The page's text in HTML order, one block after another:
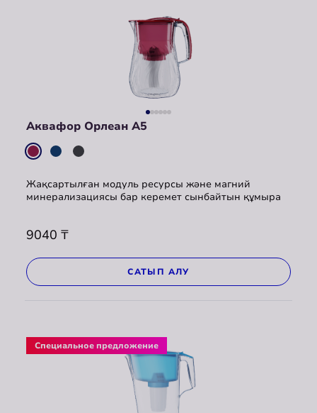
Аквафор Орлеан A5
Жақсартылған модуль ресурсы және магний
минерализациясы бар керемет сынбайтын құмыра
9040 ₸
САТЫП АЛУ
Специальное предложение